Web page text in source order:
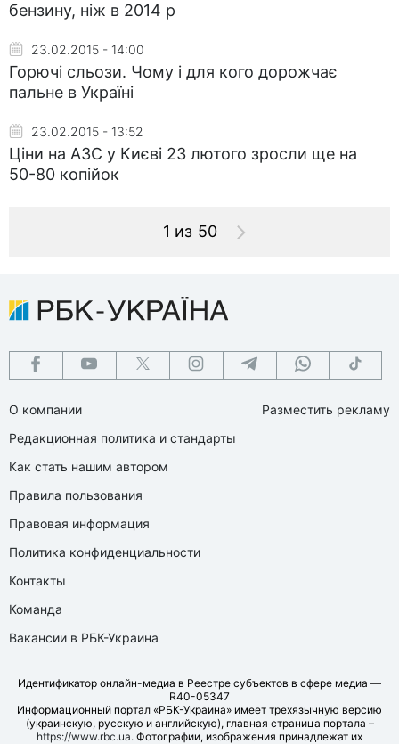
бензину, ніж в 2014 р
23.02.2015 - 14:00
Горючі сльози. Чому і для кого дорожчає
пальне в Україні
23.02.2015 - 13:52
Ціни на АЗС у Києві 23 лютого зросли ще на
50-80 копійок
1 из 50
О компании
Редакционная политика и стандарты
Как стать нашим автором
Правила пользования
Правовая информация
Политика конфиденциальности
Контакты
Команда
Вакансии в РБК-Украина
Разместить рекламу
Идентификатор онлайн-медиа в Реестре субъектов в сфере медиа —
R40-05347
Информационный портал «РБК-Украина» имеет трехязычную версию
(украинскую, русскую и английскую), главная страница портала –
https://www.rbc.ua. Фотографии, изображения принадлежат их